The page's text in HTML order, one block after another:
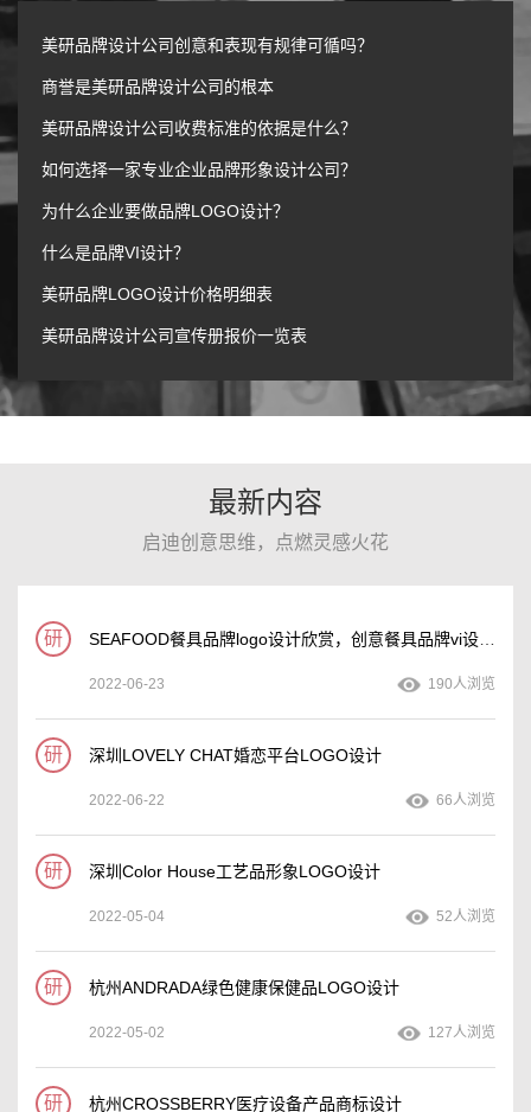
美研品牌设计公司创意和表现有规律可循吗？
商誉是美研品牌设计公司的根本
美研品牌设计公司收费标准的依据是什么？
如何选择一家专业企业品牌形象设计公司？
为什么企业要做品牌LOGO设计？
什么是品牌VI设计？
美研品牌LOGO设计价格明细表
美研品牌设计公司宣传册报价一览表
最新内容
启迪创意思维，点燃灵感火花
研
2022-06-23 190人浏览
研 深圳LOVELY CHAT婚恋平台LOGO设计
2022-06-22 66人浏览
研 深圳Color House工艺品形象LOGO设计
2022-05-04 52人浏览
研 杭州ANDRADA绿色健康保健品LOGO设计
2022-05-02 127人浏览
研 杭州CROSSBERRY医疗设备产品商标设计